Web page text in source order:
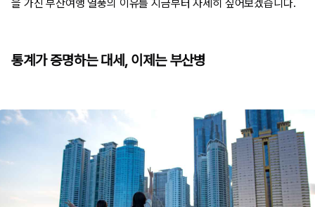
을 가진 부산여행 열풍의 이유를 지금부터 자세히 짚어보겠습니다.
통계가 증명하는 대세, 이제는 부산병